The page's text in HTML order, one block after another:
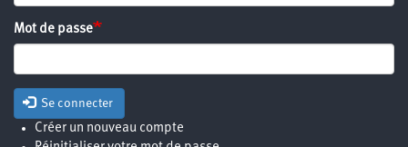
Mot de passe
Se connecter
Créer un nouveau compte